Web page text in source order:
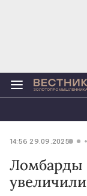
14:56 29.09.2025
Ломбарды